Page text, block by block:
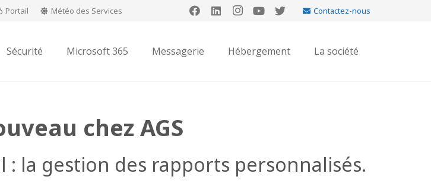
Portail Météo des Services Contactez-nous
Sécurité Microsoft 365 Messagerie Hébergement La société
chez AGS
la gestion des rapports personnalisés.